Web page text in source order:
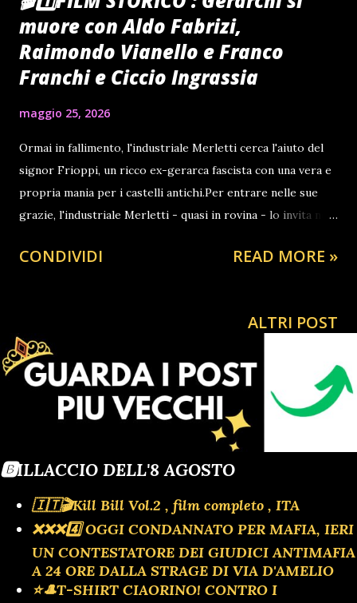
muore con Aldo Fabrizi,
Raimondo Vianello e Franco
Franchi e Ciccio Ingrassia
maggio 25, 2026
Ormai in fallimento, l'industriale Merletti cerca l'aiuto del
signor Frioppi, un ricco ex-gerarca fascista con una vera e
propria mania per i castelli antichi.Per entrare nelle sue
grazie, l'industriale Merletti - quasi in rovina - lo invita nel
le simpatie nostalgiche del suo ospite.L'industriale non ha
cercheranno con qualsiasi mezzo di far fallire il matrimonio
tra suo figlio e la figlia di Frioppi servendosi anche di due
sguatteri e al contempo stolti falsari che travestiti da
fantasmi spaventeranno il Frioppi confidando nella sua
cardiopatia per eliminarlo e far fallire l'affare. ULTIM'ORA
| OGGI AL CINEMA | MAFIOPOLI | CINE
CIAO MAFIA DIRETTA LIVE | UCRAINA ...
CONDIVIDI READ MORE »
ALTRI POST
🅱️ILLACCIO DELL'8 AGOSTO
🇮🇹🎬Kill Bill Vol.2 , film completo , ITA
❌️❌️❌️4️⃣ OGGI CONDANNATO PER MAFIA, IERI
UN CONTESTATORE DEI GIUDICI ANTIMAFIA
A 24 ORE DALLA STRAGE DI VIA D'AMELIO
⭐🎩T-SHIRT CIAORINO! CONTRO I